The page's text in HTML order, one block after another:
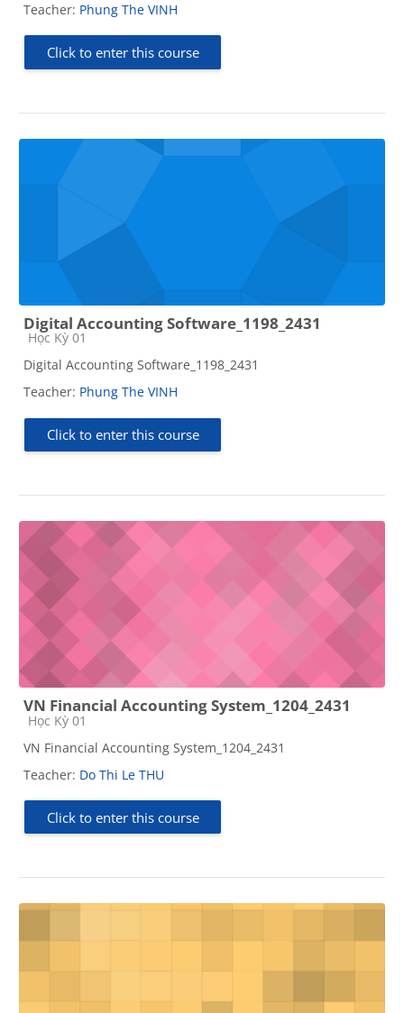
Teacher: Phung The VINH
Click to enter this course
Digital Accounting Software_1198_2431
Course category
Học Kỳ 01
Digital Accounting Software_1198_2431
Teacher: Phung The VINH
Click to enter this course
VN Financial Accounting System_1204_2431
Course category
Học Kỳ 01
VN Financial Accounting System_1204_2431
Teacher: Do Thi Le THU
Click to enter this course